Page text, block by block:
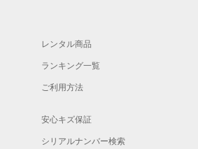
レンタル商品
ランキング一覧
ご利用方法
安心キズ保証
シリアルナンバー検索